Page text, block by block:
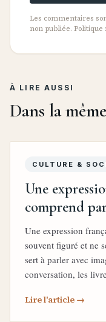
Les commentaires
non publiée. Politique :
À LIRE AUSSI
Dans la
CULTURE &
Une
comprend
Une expression
souvent figuré et ne
sert à parler avec
conversation, les
Lire l'article →